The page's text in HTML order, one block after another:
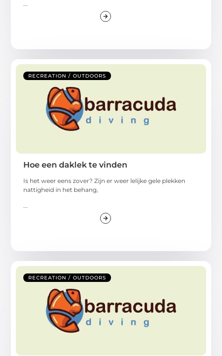
...
RECREATION / OUTDOORS
Hoe een daklek te vinden
Is het weer eens zover? Zijn er weer lelijke gele plekken
nattigheid in het behang,
...
RECREATION / OUTDOORS